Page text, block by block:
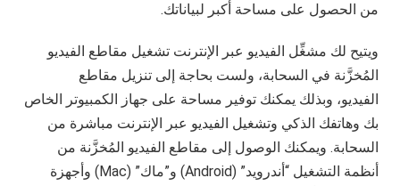
من الحصول على مساحة أكبر لبياناتك.
ويتيح لك مشغِّل الفيديو عبر الإنترنت تشغيل مقاطع الفيديو
المُخزَّنة في السحابة، ولست بحاجة إلى تنزيل مقاطع
الفيديو، وبذلك يمكنك توفير مساحة على جهاز الكمبيوتر الخاص
بك وهاتفك الذكي وتشغيل الفيديو عبر الإنترنت مباشرة من
السحابة. ويمكنك الوصول إلى مقاطع الفيديو المُخزَّنة من
أنظمة التشغيل “أندرويد” (Android) و”ماك” (Mac) وأجهزة